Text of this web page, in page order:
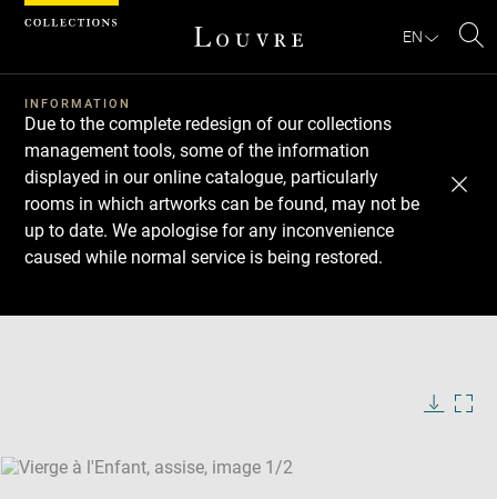
EN
INFORMATION
Due to the complete redesign of our collections
management tools, some of the information
displayed in our online catalogue, particularly
rooms in which artworks can be found, may not be
up to date. We apologise for any inconvenience
caused while normal service is being restored.
SKIP IMAGE CAROUSEL
Download
Next
Previous
Cookies management panel